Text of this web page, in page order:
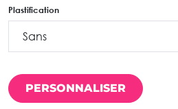
Plastification
PERSONNALISER